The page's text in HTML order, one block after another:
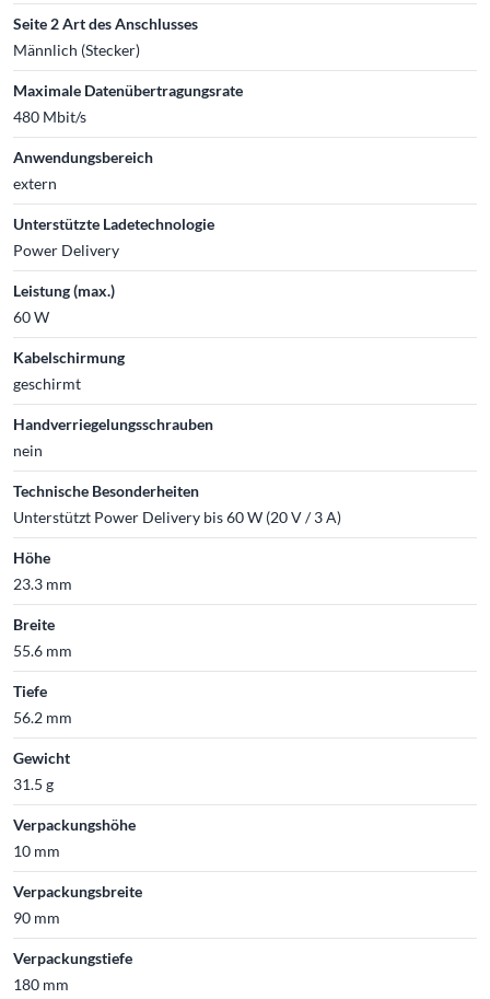
Seite 2 Art des Anschlusses
Männlich (Stecker)
Maximale Datenübertragungsrate
480 Mbit/s
Anwendungsbereich
extern
Unterstützte Ladetechnologie
Power Delivery
Leistung (max.)
60 W
Kabelschirmung
geschirmt
Handverriegelungsschrauben
nein
Technische Besonderheiten
Unterstützt Power Delivery bis 60 W (20 V / 3 A)
Höhe
23.3 mm
Breite
55.6 mm
Tiefe
56.2 mm
Gewicht
31.5 g
Verpackungshöhe
10 mm
Verpackungsbreite
90 mm
Verpackungstiefe
180 mm